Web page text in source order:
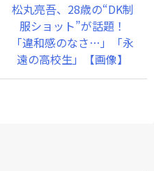
松丸亮吾、28歳の“DK制
服ショット”が話題！
「違和感のなさ…」「永
遠の高校生」【画像】